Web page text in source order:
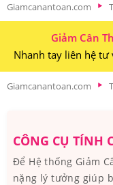
Giamcanantoan.com
Giảm Cân
Nhanh tay liên hệ tư
Giamcanantoan.com
CÔNG CỤ TÍNH
Để Hệ thống Giảm
nặng lý tưởng giúp